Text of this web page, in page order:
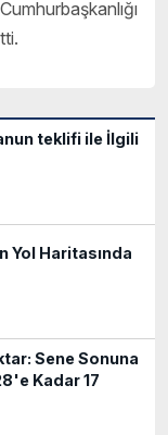
teklifi ile İlgili
Yol Haritasında
Sene Sonuna
Kadar 17